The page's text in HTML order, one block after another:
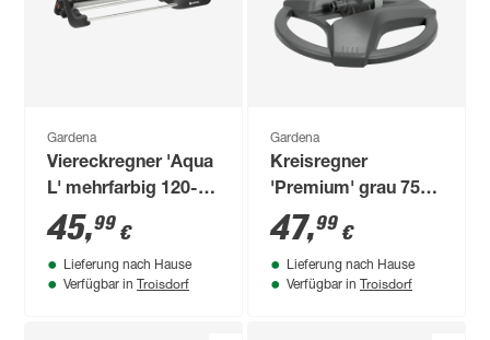
Gardena
Viereckregner 'Aqua
L' mehrfarbig 120-
280 m²
45,99 €
Lieferung nach Hause
Verfügbar in Troisdorf
Gardena
Kreisregner
'Premium' grau 75-
490 m²
47,99 €
Lieferung nach Hause
Verfügbar in Troisdorf